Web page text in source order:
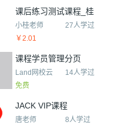
课后练习测试课程_桂
小桂老师
27人学过
￥2.01
课程学员管理分页
Land网校云
14人学过
免费
JACK VIP课程
唐老师 8人学过